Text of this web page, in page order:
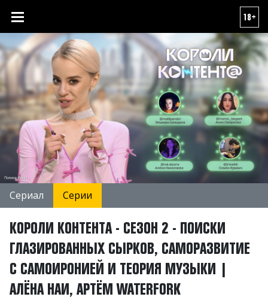
18+
Сериал Серии
КОРОЛИ КОНТЕНТА - СЕЗОН 2 - ПОИСКИ
ГЛАЗИРОВАННЫХ СЫРКОВ, САМОРАЗВИТИЕ
С САМОИРОНИЕЙ И ТЕОРИЯ МУЗЫКИ |
АЛЁНА НАИ, АРТЁМ WATERFORK